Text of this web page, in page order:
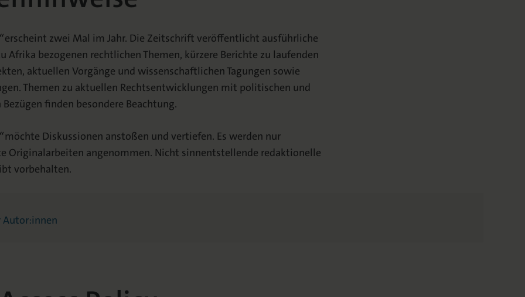
erscheint zwei Mal im Jahr. Die Zeitschrift veröffentlicht ausführliche
Afrika bezogenen rechtlichen Themen, kürzere Berichte zu laufenden
aktuellen Vorgänge und wissenschaftlichen Tagungen sowie
Themen zu aktuellen Rechtsentwicklungen mit politischen und
finden besondere Beachtung.
möchte Diskussionen anstoßen und vertiefen. Es werden nur
Originalarbeiten angenommen. Nicht sinnentstellende redaktionelle
vorbehalten.